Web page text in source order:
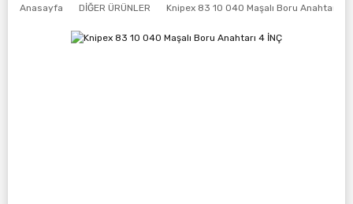
Anasayfa DİĞER ÜRÜNLER Knipex 83 10 040 Maşalı Boru Anahtarı 4